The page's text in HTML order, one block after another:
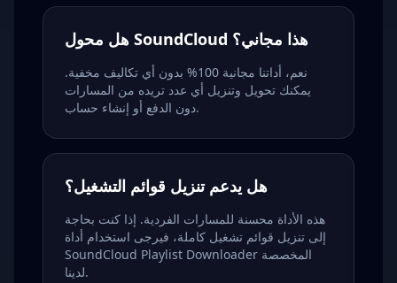
هل محول SoundCloud هذا مجاني؟
نعم، أداتنا مجانية 100% بدون أي تكاليف مخفية.
يمكنك تحويل وتنزيل أي عدد تريده من المسارات
دون الدفع أو إنشاء حساب.
هل يدعم تنزيل قوائم التشغيل؟
هذه الأداة محسنة للمسارات الفردية. إذا كنت بحاجة
إلى تنزيل قوائم تشغيل كاملة، فيرجى استخدام أداة
SoundCloud Playlist Downloader المخصصة
لدينا.